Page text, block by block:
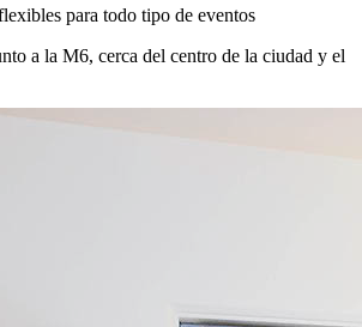
para todo tipo de eventos
a la M6, cerca del centro de la ciudad y el